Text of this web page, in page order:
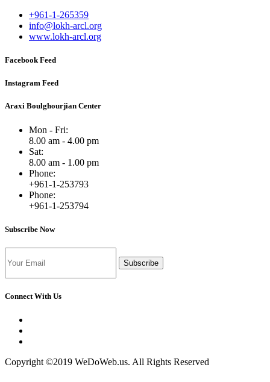
+961-1-265359
info@lokh-arcl.org
www.lokh-arcl.org
Facebook Feed
Instagram Feed
Araxi Boulghourjian Center
Mon - Fri:
8.00 am - 4.00 pm
Sat:
8.00 am - 1.00 pm
Phone:
+961-1-253793
Phone:
+961-1-253794
Subscribe Now
Subscribe
Connect With Us
Copyright ©2019 WeDoWeb.us. All Rights Reserved